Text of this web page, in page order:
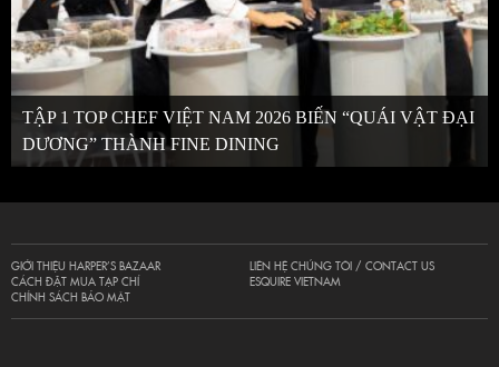
TẬP 1 TOP CHEF VIỆT NAM 2026 BIẾN “QUÁI VẬT ĐẠI
DƯƠNG” THÀNH FINE DINING
GIỚI THIỆU HARPER’S BAZAAR
CÁCH ĐẶT MUA TẠP CHÍ
CHÍNH SÁCH BẢO MẬT
LIÊN HỆ CHÚNG TÔI / CONTACT US
ESQUIRE VIETNAM